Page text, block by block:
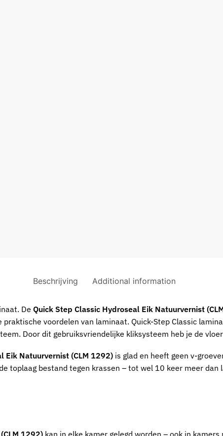
Beschrijving Additional information
De Quick Step Classic Hydroseal Eik Natuurvernist
voordelen van laminaat. Quick-Step Classic
Door dit gebruiksvriendelijke kliksysteem heb je de
Eik Natuurvernist (CLM 1292) is glad en heeft geen v-
toplaag bestand tegen krassen – tot wel 10 keer meer dan
1292) kan in elke kamer gelegd worden – ook in